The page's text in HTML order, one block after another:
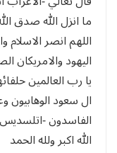
ما انزل الله صدق
اللهم انصر
اليهود والامريكان
يا رب العالمين
ال سعود الوهابيون
الفاسدون -
الله اكبر ولله الحمد